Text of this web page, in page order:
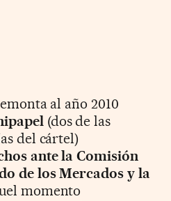
al año 2010
(dos de las
del cártel)
ante la Comisión
de los Mercados y la
momento